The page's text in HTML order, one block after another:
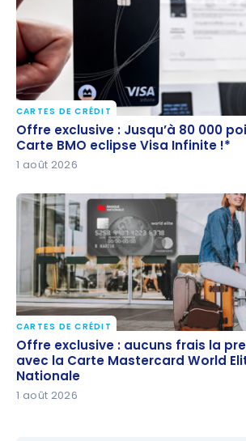
Offre exclusive : Jusqu’à 80 000
Carte BMO eclipse Visa Infinite !*
CARTES DE CRÉDIT
Offre exclusive : Jusqu’à 80 000
Carte BMO eclipse Visa Infinite !*
1 août 2026
Offre exclusive : aucuns frais la
avec la Carte Mastercard World
Nationale
CARTES DE CRÉDIT
Offre exclusive : aucuns frais la
avec la Carte Mastercard World
Nationale
1 août 2026